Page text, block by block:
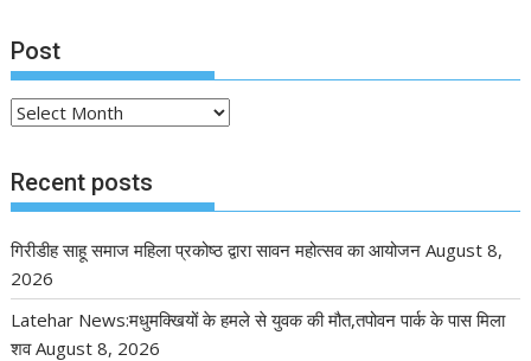
Post
Post
Recent posts
गिरीडीह साहू समाज महिला प्रकोष्ठ द्वारा सावन महोत्सव का आयोजन August 8,
2026
Latehar News:मधुमक्खियों के हमले से युवक की मौत,तपोवन पार्क के पास मिला
शव August 8, 2026